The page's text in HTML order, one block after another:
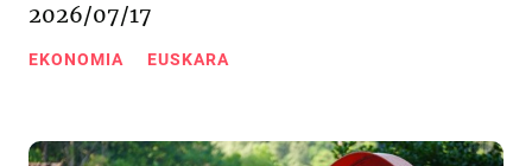
2026/07/17
EKONOMIA EUSKARA